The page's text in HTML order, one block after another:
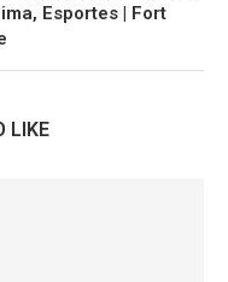
Esportes | Fort
LIKE